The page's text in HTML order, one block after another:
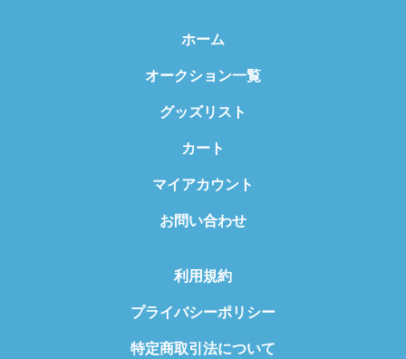
ホーム
オークション一覧
グッズリスト
カート
マイアカウント
お問い合わせ
利用規約
プライバシーポリシー
特定商取引法について